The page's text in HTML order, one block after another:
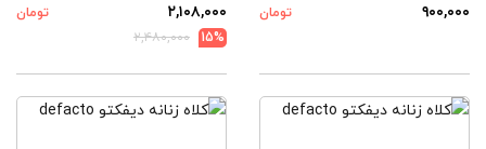
۹۰۰,۰۰۰ تومان ۲,۱۰۸,۰۰۰
تومان
15%
۲,۴۸۰,۰۰۰